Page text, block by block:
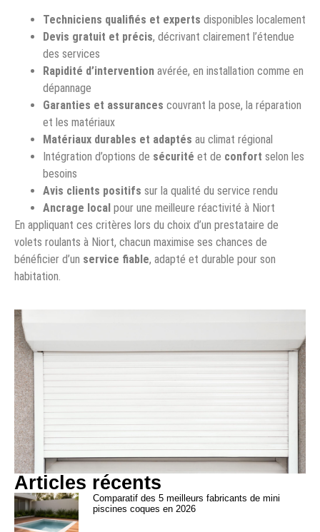
Techniciens qualifiés et experts disponibles localement
Devis gratuit et précis, décrivant clairement l’étendue
des services
Rapidité d’intervention avérée, en installation comme en
dépannage
Garanties et assurances couvrant la pose, la réparation
et les matériaux
Matériaux durables et adaptés au climat régional
Intégration d’options de sécurité et de confort selon les
besoins
Avis clients positifs sur la qualité du service rendu
Ancrage local pour une meilleure réactivité à Niort
En appliquant ces critères lors du choix d’un prestataire de
volets roulants à Niort, chacun maximise ses chances de
bénéficier d’un service fiable, adapté et durable pour son
habitation.
Articles récents
Comparatif des 5 meilleurs fabricants de mini
piscines coques en 2026